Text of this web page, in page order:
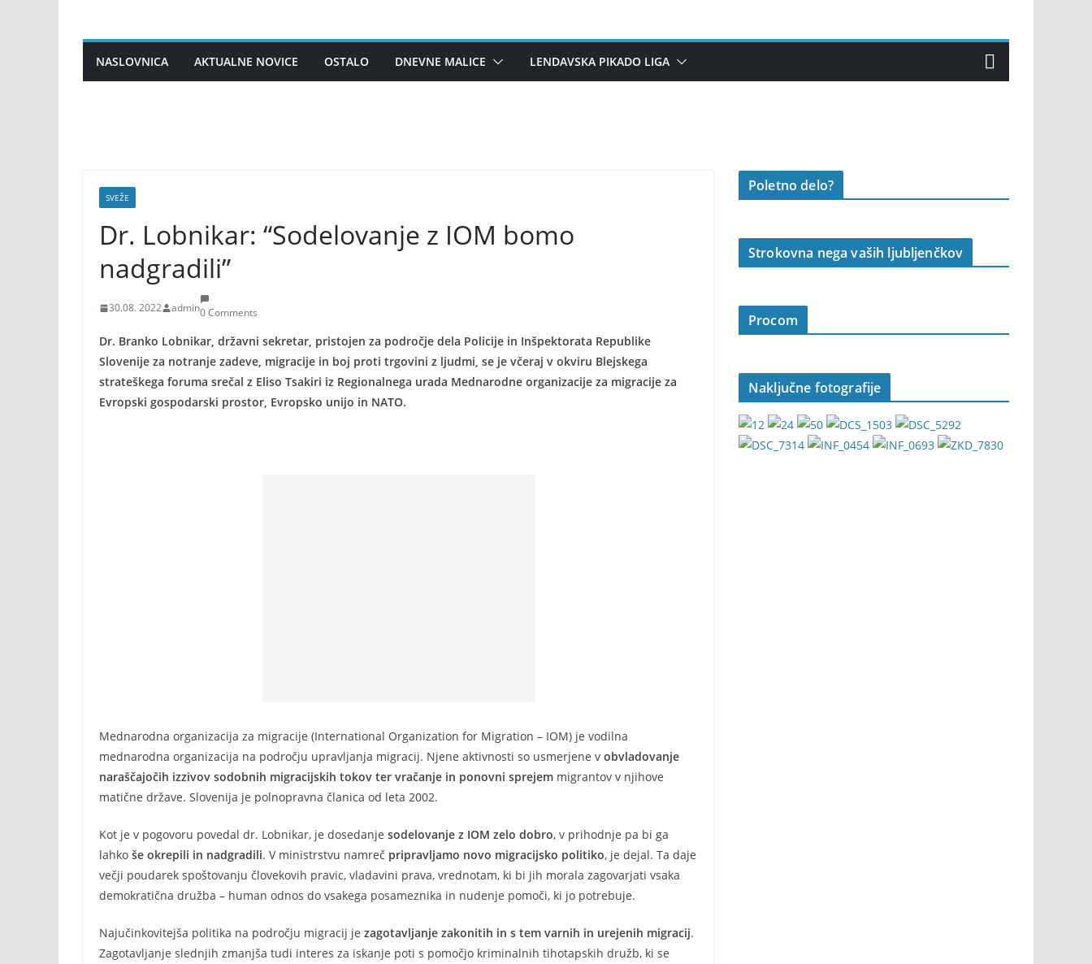
contentNASLOVNICA AKTUALNE NOVICE OSTALO DNEVNE MALICE LENDAVSKA PIKADO LIGA
SVEŽE
Dr. Lobnikar: “Sodelovanje z IOM bomo
nadgradili”
30.08. 2022 admin0 Comments
Dr. Branko Lobnikar, državni sekretar, pristojen za področje dela Policije in Inšpektorata Republike
Slovenije za notranje zadeve, migracije in boj proti trgovini z ljudmi, se je včeraj v okviru Blejskega
strateškega foruma srečal z Eliso Tsakiri iz Regionalnega urada Mednarodne organizacije za migracije za
Evropski gospodarski prostor, Evropsko unijo in NATO.
Mednarodna organizacija za migracije (International Organization for Migration – IOM) je vodilna
mednarodna organizacija na področju upravljanja migracij. Njene aktivnosti so usmerjene v obvladovanje
naraščajočih izzivov sodobnih migracijskih tokov ter vračanje in ponovni sprejem migrantov v njihove
matične države. Slovenija je polnopravna članica od leta 2002.
Kot je v pogovoru povedal dr. Lobnikar, je dosedanje sodelovanje z IOM zelo dobro, v prihodnje pa bi ga
lahko še okrepili in nadgradili. V ministrstvu namreč pripravljamo novo migracijsko politiko, je dejal. Ta daje
večji poudarek spoštovanju človekovih pravic, vladavini prava, vrednotam, ki bi jih morala zagovarjati vsaka
demokratična družba – human odnos do vsakega posameznika in nudenje pomoči, ki jo potrebuje.
Najučinkovitejša politika na področju migracij je zagotavljanje zakonitih in s tem varnih in urejenih migracij.
Zagotavljanje slednjih zmanjša tudi interes za iskanje poti s pomočjo kriminalnih tihotapskih družb, ki se
Poletno delo?
Strokovna nega vaših ljubljenčkov
Procom
Naključne fotografije